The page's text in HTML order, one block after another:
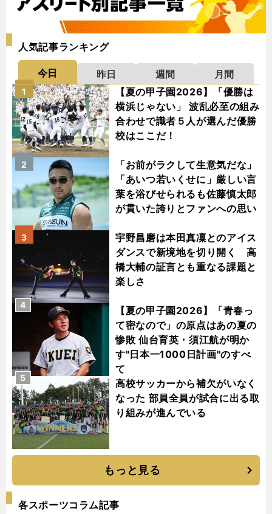
人気記事ランキング
今日 昨日 週間
月間
【夏の甲子園2026】「優勝は
横浜じゃない」 波乱必至の組み
合わせで識者５人が選んだ優勝
校はここだ！
1
「お前がラクして生意気だな」
「あいつ若いくせに」厳しい言
葉を浴びせられるも佐藤慎太郎
が貫いた誇りとファンへの思い
2
宇野昌磨は本田真凜とのアイス
ダンスで新境地を切り開く 高
橋大輔の証言とも重なる課題と
楽しさ
3
【夏の甲子園2026】「青春っ
て密なので」の原点はあの夏の
惨敗 仙台育英・須江航が明か
す"日本一1000日計画"のすべ
て
4
高校サッカーから補欠がいなく
なった 部員全員が試合に出る取
り組みが進んでいる
5
もっと見る
各スポーツコラム記事